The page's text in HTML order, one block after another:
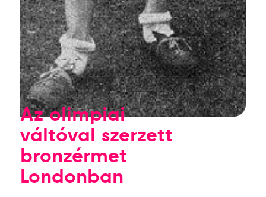
Az olimpiai
váltóval szerzett
bronzérmet
Londonban